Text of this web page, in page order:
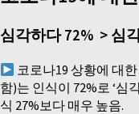
심각하다 72% > 심
코로나19 상황에 대
함)는 인식이 72%로 ‘심
식 27%보다 매우 높음.